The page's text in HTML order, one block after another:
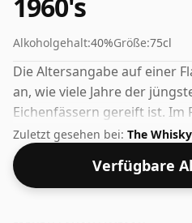
Alkoholgehalt:40%Größe:75cl
Die Altersangabe auf einer
an, wie viele Jahre der
Eichenfässern gereift ist. Im
Old Bottled 1960's sind das 7
in einer normalen 75-cl-
ziemlich normale Stärke von
Zuletzt gesehen bei: The
Verfügbare